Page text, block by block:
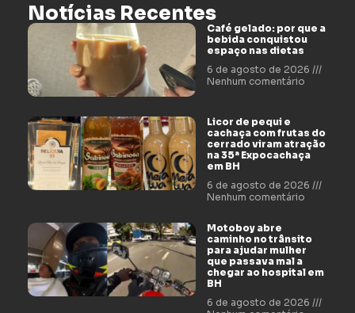
Notícias Recentes
Café gelado: por que a
bebida conquistou
espaço nas dietas
6 de agosto de 2026
Nenhum comentário
Licor de pequi e
cachaça com frutas do
cerrado viram atração
na 35ª Expocachaça
em BH
6 de agosto de 2026
Nenhum comentário
Motoboy abre
caminho no trânsito
para ajudar mulher
que passava mal a
chegar ao hospital em
BH
6 de agosto de 2026